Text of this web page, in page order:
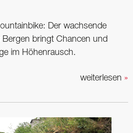
Der ­wachsende
bringt Chancen und
im Höhenrausch.
weiterlesen »